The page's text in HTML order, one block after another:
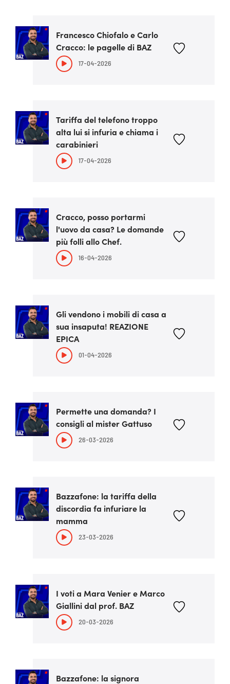
Francesco Chiofalo e Carlo
Cracco: le pagelle di BAZ
17-04-2026
Tariffa del telefono troppo
alta lui si infuria e chiama i
carabinieri
17-04-2026
Cracco, posso portarmi
l'uovo da casa? Le domande
più folli allo Chef.
16-04-2026
Gli vendono i mobili di casa a
sua insaputa! REAZIONE
EPICA
01-04-2026
Permette una domanda? I
consigli al mister Gattuso
26-03-2026
Bazzafone: la tariffa della
discordia fa infuriare la
mamma
23-03-2026
I voti a Mara Venier e Marco
Giallini dal prof. BAZ
20-03-2026
Bazzafone: la signora